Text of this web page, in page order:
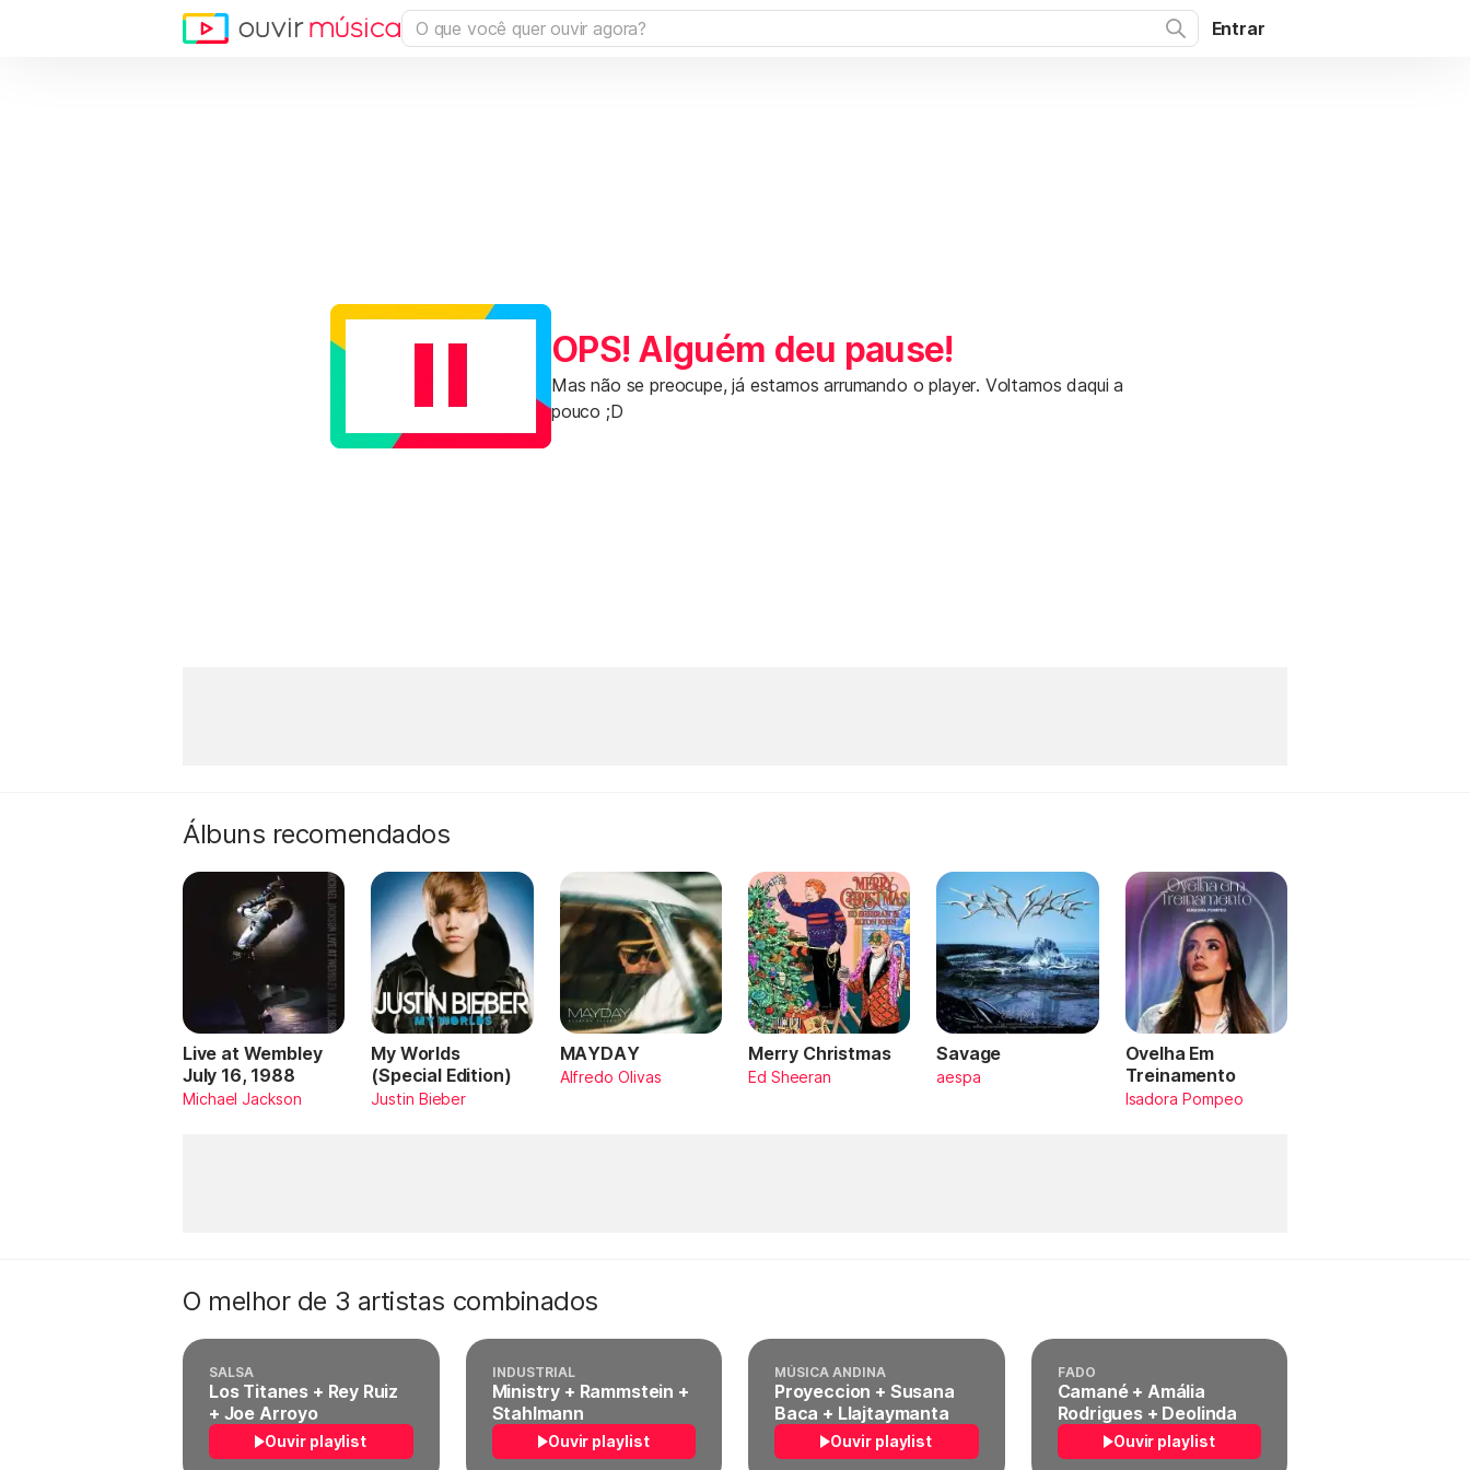
Entrar
OPS! Alguém deu pause!
Mas não se preocupe, já estamos arrumando o player. Voltamos daqui a
pouco ;D
Álbuns recomendados
Live at Wembley
July 16, 1988
Michael Jackson
My Worlds
(Special Edition)
Justin Bieber
MAYDAY
Alfredo Olivas
Merry Christmas
Ed Sheeran
Savage
aespa
Ovelha Em
Treinamento
Isadora Pompeo
O melhor de 3 artistas combinados
SALSA
Los Titanes + Rey Ruiz
+ Joe Arroyo
Ouvir playlist
INDUSTRIAL
Ministry + Rammstein +
Stahlmann
Ouvir playlist
MÚSICA ANDINA
Proyeccion + Susana
Baca + Llajtaymanta
Ouvir playlist
FADO
Camané + Amália
Rodrigues + Deolinda
Ouvir playlist